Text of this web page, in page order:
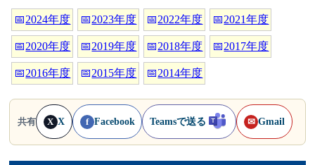
📅2024年度 📅2023年度 📅2022年度 📅2021年度
📅2020年度 📅2019年度 📅2018年度 📅2017年度
📅2016年度 📅2015年度 📅2014年度
共有 X X f Facebook Teamsで送る ✉ Gmail